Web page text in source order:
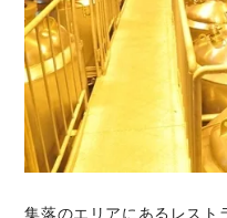
集落のエリアにあるレスト